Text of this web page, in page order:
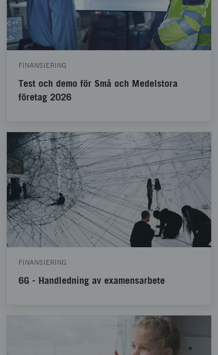
FINANSIERING
Test och demo för Små och Medelstora
företag 2026
FINANSIERING
6G - Handledning av examensarbete